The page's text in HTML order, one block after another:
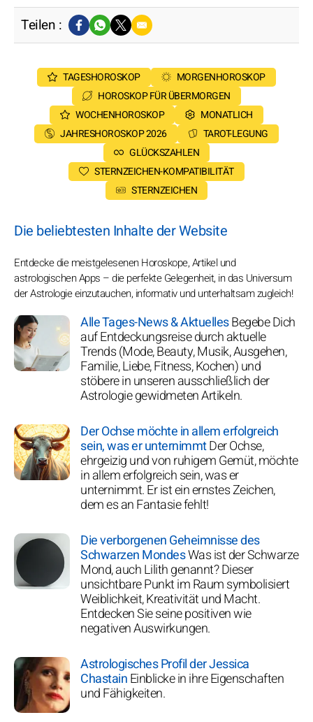
Teilen :
TAGESHOROSKOP
MORGENHOROSKOP
HOROSKOP FÜR ÜBERMORGEN
WOCHENHOROSKOP
MONATLICH
JAHRESHOROSKOP 2026
TAROT-LEGUNG
GLÜCKSZAHLEN
STERNZEICHEN-KOMPATIBILITÄT
STERNZEICHEN
Die beliebtesten Inhalte der Website
Entdecke die meistgelesenen Horoskope, Artikel und
astrologischen Apps – die perfekte Gelegenheit, in das Universum
der Astrologie einzutauchen, informativ und unterhaltsam zugleich!
Alle Tages-News & AktuellesBegebe Dich
auf Entdeckungsreise durch aktuelle
Trends (Mode, Beauty, Musik, Ausgehen,
Familie, Liebe, Fitness, Kochen) und
stöbere in unseren ausschließlich der
Astrologie gewidmeten Artikeln.
Der Ochse möchte in allem erfolgreich
sein, was er unternimmtDer Ochse,
ehrgeizig und von ruhigem Gemüt, möchte
in allem erfolgreich sein, was er
unternimmt. Er ist ein ernstes Zeichen,
dem es an Fantasie fehlt!
Die verborgenen Geheimnisse des
Schwarzen MondesWas ist der Schwarze
Mond, auch Lilith genannt? Dieser
unsichtbare Punkt im Raum symbolisiert
Weiblichkeit, Kreativität und Macht.
Entdecken Sie seine positiven wie
negativen Auswirkungen.
Astrologisches Profil der Jessica
ChastainEinblicke in ihre Eigenschaften
und Fähigkeiten.